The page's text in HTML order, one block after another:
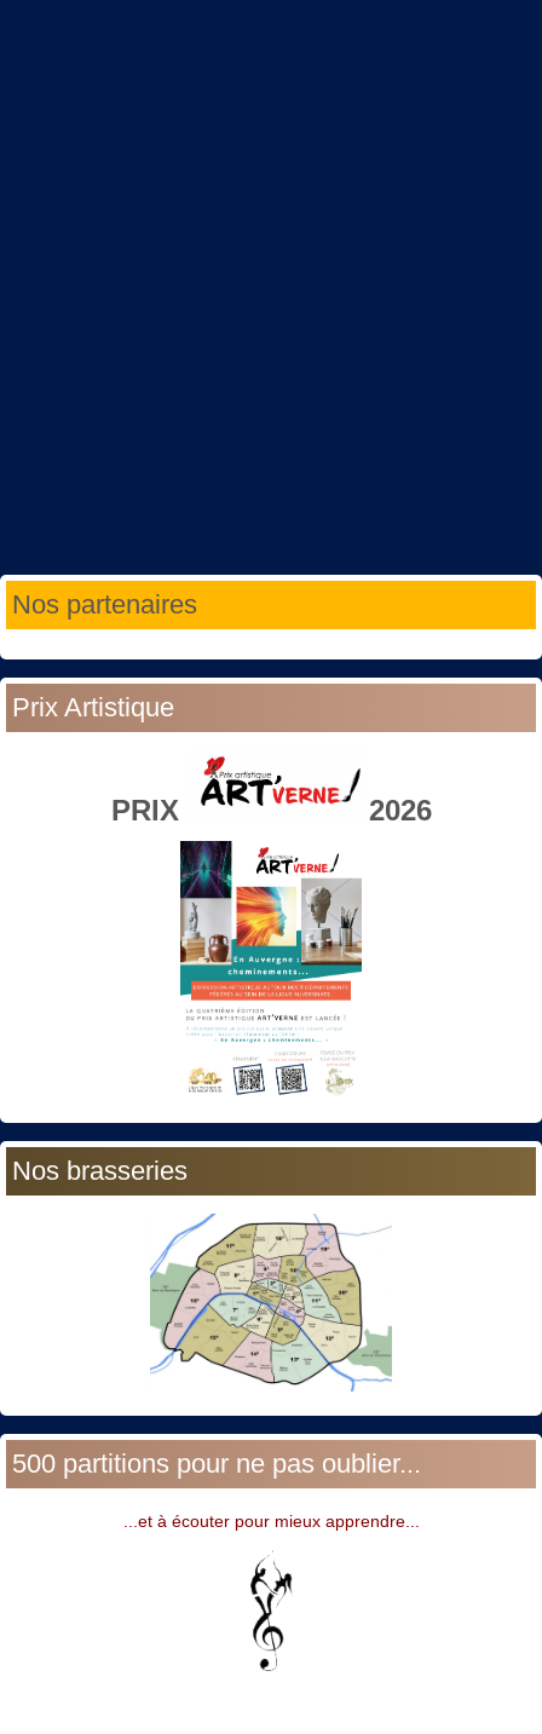
Nos partenaires
Prix Artistique
PRIX 2026
Nos brasseries
500 partitions pour ne pas oublier...
...et à écouter pour mieux apprendre...
Année
précédente
Mois
précédent
Année
suivante
Mois
suivant